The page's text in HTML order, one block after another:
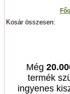
Kosár összesen:
Még
termék
ingyenes